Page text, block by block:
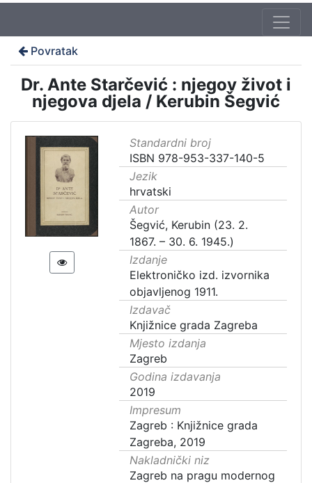
Povratak
Dr. Ante Starčević : njegov život i
njegova djela / Kerubin Šegvić
Standardni broj
ISBN 978-953-337-140-5
Jezik
hrvatski
Autor
Šegvić, Kerubin (23. 2.
1867. – 30. 6. 1945.)
Izdanje
Elektroničko izd. izvornika
objavljenog 1911.
Izdavač
Knjižnice grada Zagreba
Mjesto izdanja
Zagreb
Godina izdavanja
2019
Impresum
Zagreb : Knjižnice grada
Zagreba, 2019
Nakladnički niz
Zagreb na pragu modernog